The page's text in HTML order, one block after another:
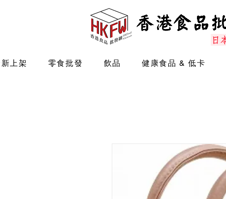
上架 零食批發 飲品 健康食品 & 低卡